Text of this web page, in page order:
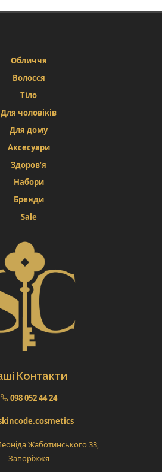
Обличчя
Волосся
Тіло
Для чоловіків
Для дому
Аксесуари
Здоров’я
Набори
Бренди
Sale
Контакти
098 052 44 24
Жаботинського 33,
Запоріжжя